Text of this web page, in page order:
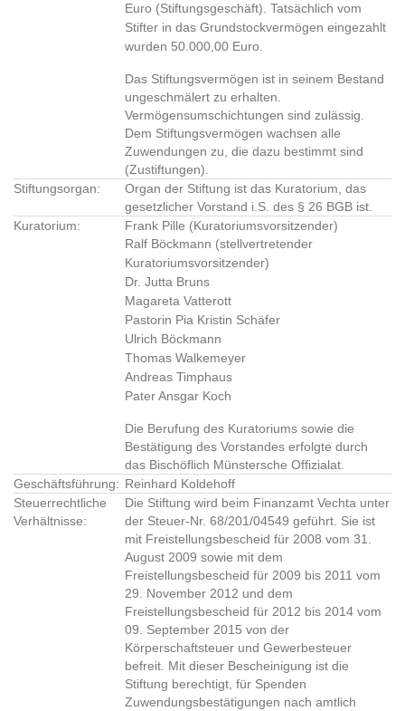
Euro (Stiftungsgeschäft). Tatsächlich vom
Stifter in das Grundstockvermögen eingezahlt
wurden 50.000,00 Euro.
Das Stiftungsvermögen ist in seinem Bestand
ungeschmälert zu erhalten.
Vermögensumschichtungen sind zulässig.
Dem Stiftungsvermögen wachsen alle
Zuwendungen zu, die dazu bestimmt sind
(Zustiftungen).
Stiftungsorgan:
Organ der Stiftung ist das Kuratorium, das
gesetzlicher Vorstand i.S. des § 26 BGB ist.
Kuratorium:
Frank Pille (Kuratoriumsvorsitzender)
Ralf Böckmann (stellvertretender
Kuratoriumsvorsitzender)
Dr. Jutta Bruns
Magareta Vatterott
Pastorin Pia Kristin Schäfer
Ulrich Böckmann
Thomas Walkemeyer
Andreas Timphaus
Pater Ansgar Koch
Die Berufung des Kuratoriums sowie die
Bestätigung des Vorstandes erfolgte durch
das Bischöflich Münstersche Offizialat.
Geschäftsführung: Reinhard Koldehoff
Steuerrechtliche
Verhältnisse:
Die Stiftung wird beim Finanzamt Vechta unter
der Steuer-Nr. 68/201/04549 geführt. Sie ist
mit Freistellungsbescheid für 2008 vom 31.
August 2009 sowie mit dem
Freistellungsbescheid für 2009 bis 2011 vom
29. November 2012 und dem
Freistellungsbescheid für 2012 bis 2014 vom
09. September 2015 von der
Körperschaftsteuer und Gewerbesteuer
befreit. Mit dieser Bescheinigung ist die
Stiftung berechtigt, für Spenden
Zuwendungsbestätigungen nach amtlich